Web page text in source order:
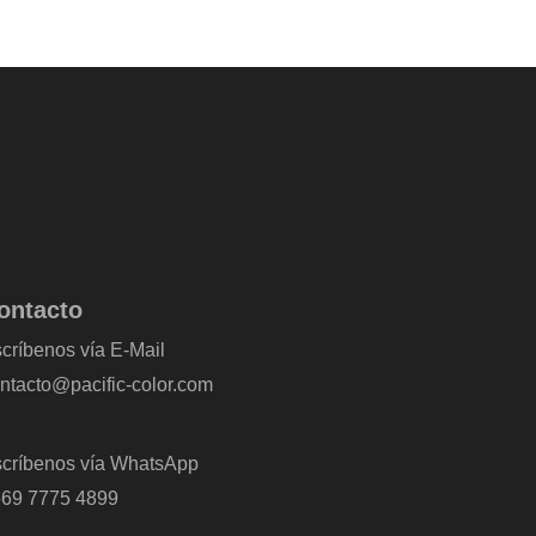
vía E-Mail
color.com
vía WhatsApp
7775 4899